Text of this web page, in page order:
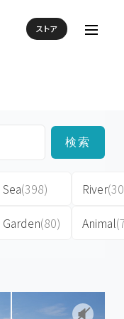
ストア
検索
Sea(398)
Garden(80)
River
Animal